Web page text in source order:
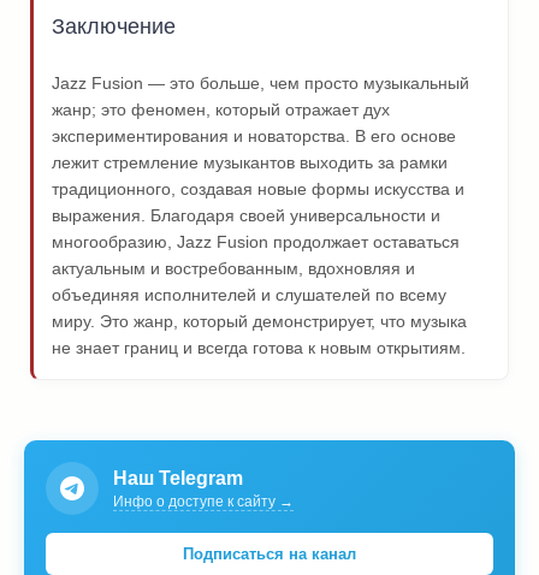
Заключение
Jazz Fusion — это больше, чем просто музыкальный
жанр; это феномен, который отражает дух
экспериментирования и новаторства. В его основе
лежит стремление музыкантов выходить за рамки
традиционного, создавая новые формы искусства и
выражения. Благодаря своей универсальности и
многообразию, Jazz Fusion продолжает оставаться
актуальным и востребованным, вдохновляя и
объединяя исполнителей и слушателей по всему
миру. Это жанр, который демонстрирует, что музыка
не знает границ и всегда готова к новым открытиям.
Наш Telegram
Инфо о доступе к сайту →
Подписаться на канал